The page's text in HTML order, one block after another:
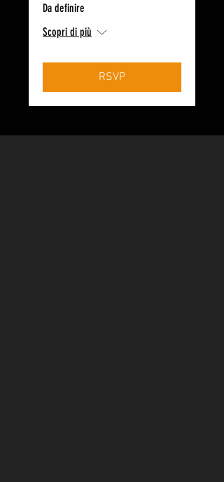
Da definire
Scopri di più
RSVP